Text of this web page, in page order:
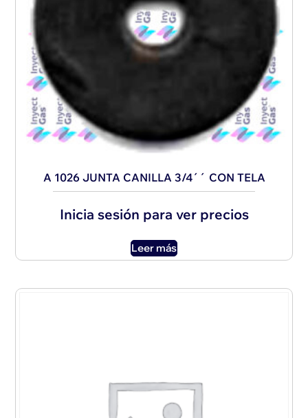
A 1026 JUNTA CANILLA 3/4´´ CON TELA
Inicia sesión para ver precios
Leer más